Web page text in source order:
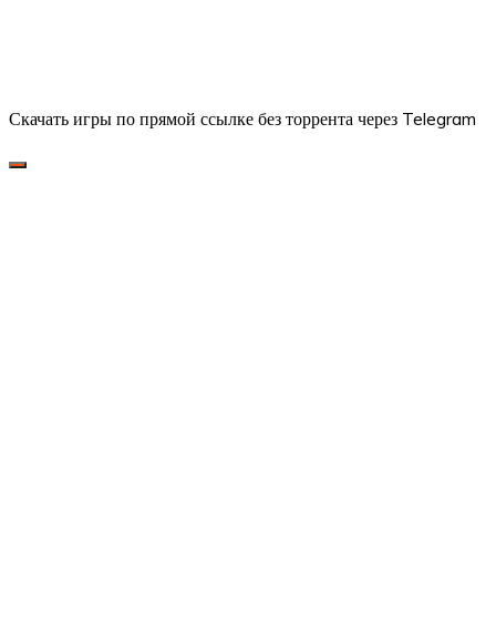
Скачать игры по прямой ссылке без торрента через Telegram